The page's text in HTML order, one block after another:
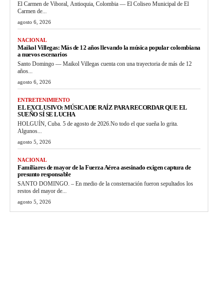
El Carmen de Viboral, Antioquia, Colombia — El Coliseo Municipal de El
Carmen de...
agosto 6, 2026
NACIONAL
Maikol Villegas: Más de 12 años llevando la música popular colombiana
a nuevos escenarios
Santo Domingo — Maikol Villegas cuenta con una trayectoria de más de 12
años...
agosto 6, 2026
ENTRETENIMIENTO
EL EXCLUSIVO: MÚSICA DE RAÍZ PARA RECORDAR QUE EL
SUEÑO SÍ SE LUCHA
HOLGUÍN, Cuba. 5 de agosto de 2026.No todo el que sueña lo grita.
Algunos...
agosto 5, 2026
NACIONAL
Familiares de mayor de la Fuerza Aérea asesinado exigen captura de
presunto responsable
SANTO DOMINGO. – En medio de la consternación fueron sepultados los
restos del mayor de...
agosto 5, 2026